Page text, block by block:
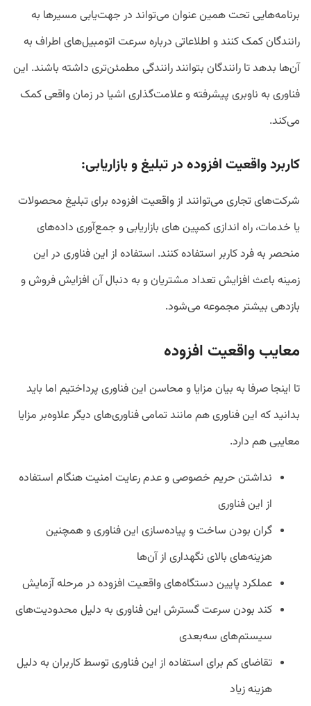
برنامه‌هایی تحت همین عنوان می‌تواند در جهت‌یابی مسیرها به
رانندگان کمک کنند و اطلاعاتی درباره سرعت اتومبیل‌های اطراف به
آن‌ها بدهد تا رانندگان بتوانند رانندگی مطمئن‌تری داشته باشند. این
فناوری به ناوبری پیشرفته و علامت‌گذاری اشیا در زمان واقعی کمک
می‌کند.
کاربرد واقعیت افزوده در تبلیغ و بازاریابی:
شرکت‌های تجاری می‌توانند از واقعیت افزوده برای تبلیغ محصولات
یا خدمات، راه اندازی کمپین های بازاریابی و جمع‌آوری داده‌های
منحصر به فرد کاربر استفاده کنند. استفاده از این فناوری در این
زمینه باعث افزایش تعداد مشتریان و به دنبال آن افزایش فروش و
بازدهی بیشتر مجموعه می‌شود.
معایب واقعیت افزوده
تا اینجا صرفا به بیان مزایا و محاسن این فناوری پرداختیم اما باید
بدانید که این فناوری هم مانند تمامی فناوری‌های دیگر علاوه‌بر مزایا
معایبی هم دارد.
نداشتن حریم خصوصی و عدم رعایت امنیت هنگام استفاده
از این فناوری
گران بودن ساخت و پیاده‌سازی این فناوری و همچنین
هزینه‌های بالای نگهداری از آن‌ها
عملکرد پایین دستگاه‌های واقعیت افزوده در مرحله آزمایش
کند بودن سرعت گسترش این فناوری به دلیل محدودیت‌های
سیستم‌های سه‌بعدی
تقاضای کم برای استفاده از این فناوری توسط کاربران به دلیل
هزینه زیاد